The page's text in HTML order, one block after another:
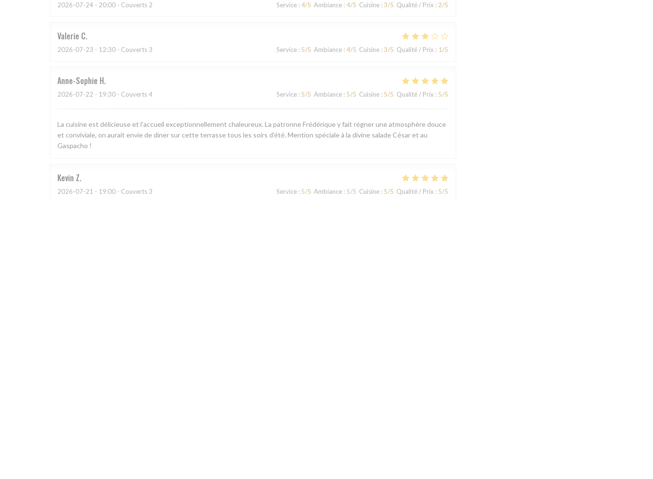
2026-07-24 - 20:00 - Couverts 2 Service : 4/5 Ambiance : 4/5 Cuisine : 3/5 Qualité / Prix : 2/5
Valerie C
2026-07-23 - 12:30 - Couverts 3 Service : 5/5 Ambiance : 4/5 Cuisine : 3/5 Qualité / Prix : 1/5
Anne-Sophie H
2026-07-22 - 19:30 - Couverts 4 Service : 5/5 Ambiance : 5/5 Cuisine : 5/5 Qualité / Prix : 5/5
La cuisine est délicieuse et l'accueil exceptionnellement chaleureux. La patronne Frédérique y fait régner une atmosphère douce
et conviviale, on aurait envie de diner sur cette terrasse tous les soirs d'été. Mention spéciale à la divine salade César et au
Gaspacho !
Kevin Z
2026-07-21 - 19:00 - Couverts 3 Service : 5/5 Ambiance : 5/5 Cuisine : 5/5 Qualité / Prix : 5/5